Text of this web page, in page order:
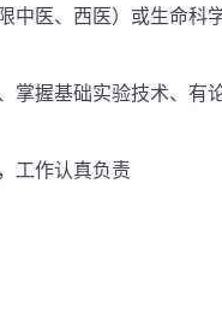
中医、西医）或生命科
掌握基础实验技术、有
工作认真负责